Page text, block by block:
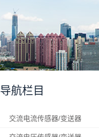
导航栏目
交流电流传感器/变送器